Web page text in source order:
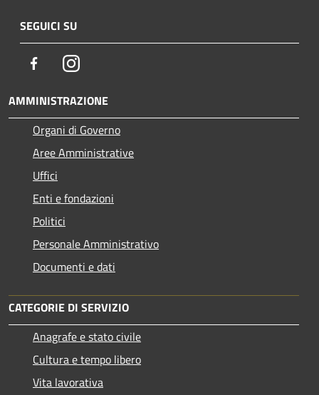
SEGUICI SU
FacebookInstagram
AMMINISTRAZIONE
Organi di Governo
Aree Amministrative
Uffici
Enti e fondazioni
Politici
Personale Amministrativo
Documenti e dati
CATEGORIE DI SERVIZIO
Anagrafe e stato civile
Cultura e tempo libero
Vita lavorativa